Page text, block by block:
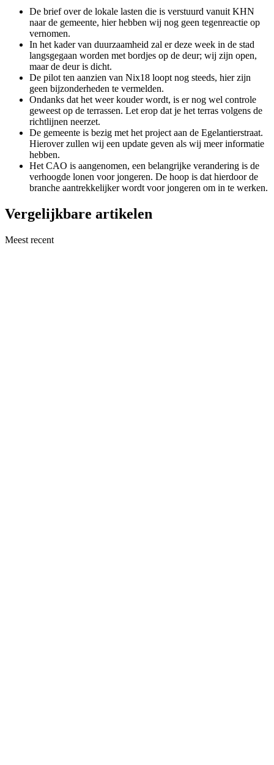
De brief over de lokale lasten die is verstuurd vanuit KHN
naar de gemeente, hier hebben wij nog geen tegenreactie op
vernomen.
In het kader van duurzaamheid zal er deze week in de stad
langsgegaan worden met bordjes op de deur; wij zijn open,
maar de deur is dicht.
De pilot ten aanzien van Nix18 loopt nog steeds, hier zijn
geen bijzonderheden te vermelden.
Ondanks dat het weer kouder wordt, is er nog wel controle
geweest op de terrassen. Let erop dat je het terras volgens de
richtlijnen neerzet.
De gemeente is bezig met het project aan de Egelantierstraat.
Hierover zullen wij een update geven als wij meer informatie
hebben.
Het CAO is aangenomen, een belangrijke verandering is de
verhoogde lonen voor jongeren. De hoop is dat hierdoor de
branche aantrekkelijker wordt voor jongeren om in te werken.
Vergelijkbare artikelen
Meest recent